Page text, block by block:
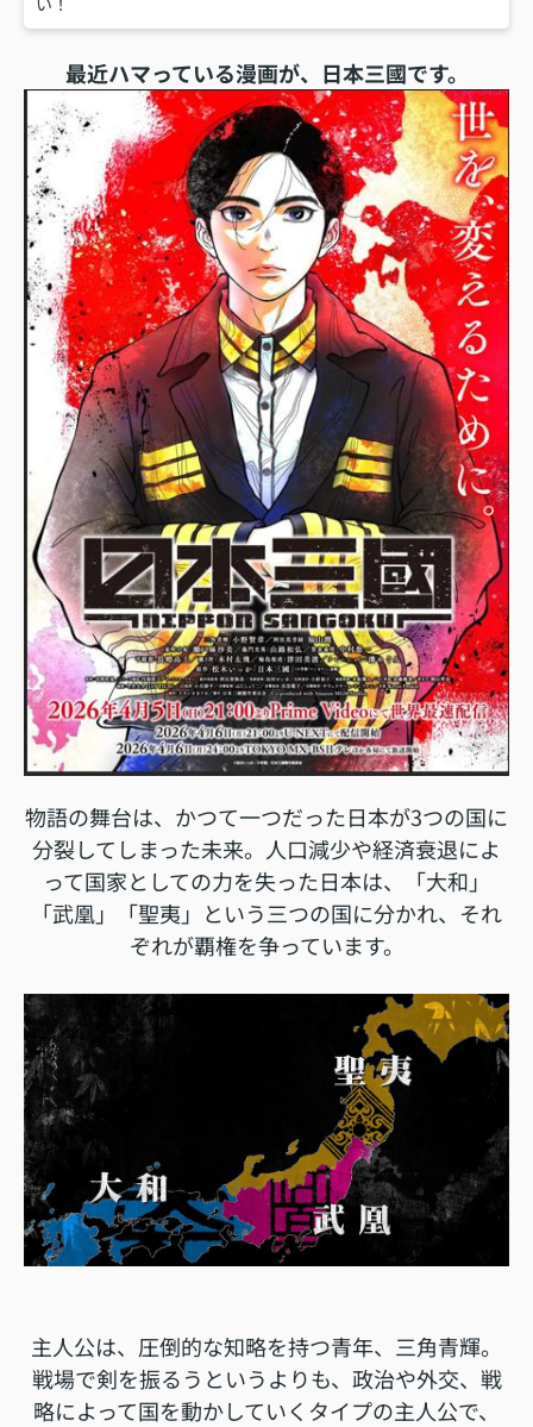
最近ハマっている漫画が、 日本三國です。
物語の舞台は、かつて一つだった日本が3つの国に
分裂してしまった未来。人口減少や経済衰退によ
って国家としての力を失った日本は、「大和」
「武凰」「聖夷」という三つの国に分かれ、それ
ぞれが覇権を争っています。
主人公は、圧倒的な知略を持つ青年、 三角青輝。
戦場で剣を振るうというよりも、政治や外交、戦
略によって国を動かしていくタイプの主人公で、